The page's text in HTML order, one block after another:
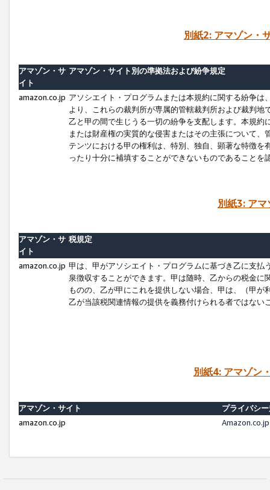
別紙2: アマゾン・
アマゾン・サ
イト
アマゾン・サイト別の準拠法および紛争規定
amazon.co.jp アソシエイト・プログラムまたは本規約に関する紛争
より、これらの裁判所が専属的管轄裁判所および裁判
乙と甲の間で生じうる一切の紛争を支配します。本規
または財産権の実質的な侵害またはその主張について
テンツにおける甲の権利は、特別、独自、顕著な特徴
ったり十分に補填することができないものであることを
別紙3: ア
アマゾン・サ
イト
税規定
amazon.co.jp 甲は、甲がアソシエイト・プログラムに基づき乙に支
泉徴収することができます。甲は随時、乙からの税金
ものの、乙が甲にこれを提供しない場合、甲は、（甲
乙が当該税関連情報の提供を義務付けられる者ではな
別紙4: アマゾン
アマゾン・サイト
プライバシ
amazon.co.jp